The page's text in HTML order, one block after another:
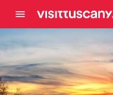
menu